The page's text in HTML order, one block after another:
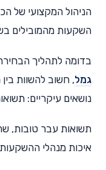
הניהול המקצועי של
השקעות מהמובילים
בדומה לתהליך
גמל, חשוב להשוות
נושאים עיקריים:
תשואות עבר טובות,
איכות מנהלי